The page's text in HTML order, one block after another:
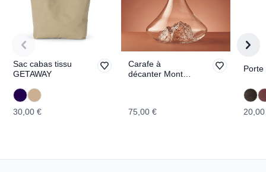
Sac cabas tissu
GETAWAY
30,00 €
Carafe à
décanter Mont
75,00 €
Porte